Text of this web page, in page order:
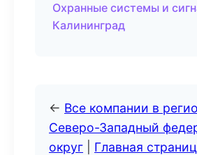
Охранные системы и
Калининград
← Все компании в
Северо-Западный
округ
Главная